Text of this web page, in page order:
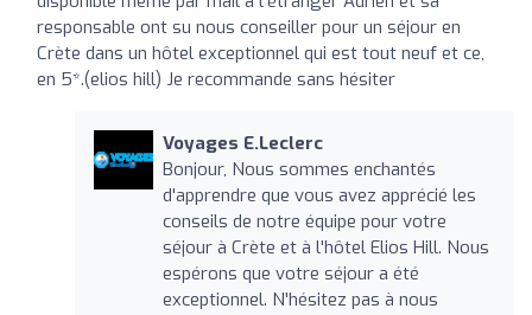
responsable ont su nous conseiller pour un séjour en
Crète dans un hôtel exceptionnel qui est tout neuf et ce,
en 5*.(elios hill) Je recommande sans hésiter
Voyages E.Leclerc
Bonjour, Nous sommes enchantés
d'apprendre que vous avez apprécié les
conseils de notre équipe pour votre
séjour à Crète et à l'hôtel Elios Hill. Nous
espérons que votre séjour a été
exceptionnel. N'hésitez pas à nous